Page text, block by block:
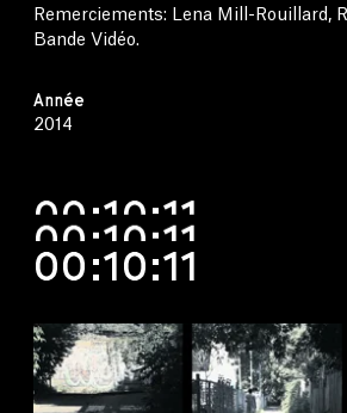
Remerciements: Lena Mill-Rouillard,
Bande Vidéo.
Année
2014
00:10:11
00:10:11
00:10:11